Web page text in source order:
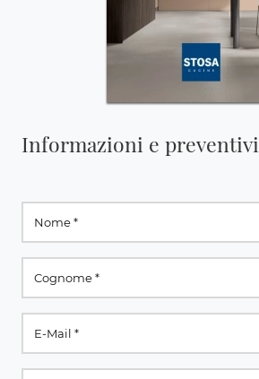
Informazioni e preventivi